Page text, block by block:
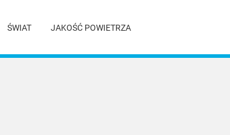
ŚWIAT JAKOŚĆ POWIETRZA